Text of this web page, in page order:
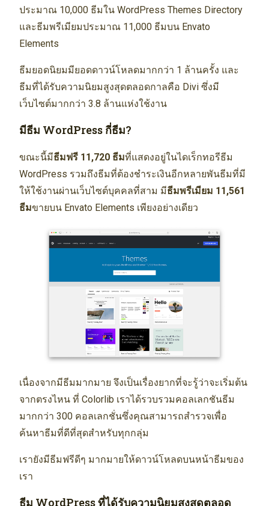
ประมาณ 10,000 ธีมใน WordPress Themes Directory
และธีมพรีเมียมประมาณ 11,000 ธีมบน Envato
Elements
ธีมยอดนิยมมียอดดาวน์โหลดมากกว่า 1 ล้านครั้ง และ
ธีมที่ได้รับความนิยมสูงสุดตลอดกาลคือ Divi ซึ่งมี
เว็บไซต์มากกว่า 3.8 ล้านแห่งใช้งาน
มีธีม WordPress กี่ธีม?
ขณะนี้มีธีมฟรี 11,720 ธีมที่แสดงอยู่ในไดเร็กทอรีธีม
WordPress รวมถึงธีมที่ต้องชำระเงินอีกหลายพันธีมที่มี
ให้ใช้งานผ่านเว็บไซต์บุคคลที่สาม มีธีมพรีเมียม 11,561
ธีมขายบน Envato Elements เพียงอย่างเดียว
เนื่องจากมีธีมมากมาย จึงเป็นเรื่องยากที่จะรู้ว่าจะเริ่มต้น
จากตรงไหน ที่ Colorlib เราได้รวบรวมคอลเลกชันธีม
มากกว่า 300 คอลเลกชั่นซึ่งคุณสามารถสำรวจเพื่อ
ค้นหาธีมที่ดีที่สุดสำหรับทุกกลุ่ม
เรายังมีธีมฟรีดีๆ มากมายให้ดาวน์โหลดบนหน้าธีมของ
เรา
ธีม WordPress ที่ได้รับความนิยมสูงสุดตลอด